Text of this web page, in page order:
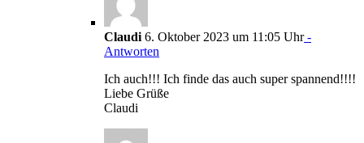
Claudi 6. Oktober 2023 um 11:05 Uhr-
Antworten
Ich auch!!! Ich finde das auch super spannend!!!!
Liebe Grüße
Claudi